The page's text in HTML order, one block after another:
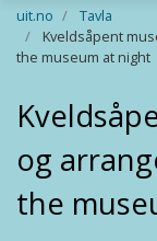
Skip to main
uit.no
Tavla
Kveldsåpent
the museum at night
og
the